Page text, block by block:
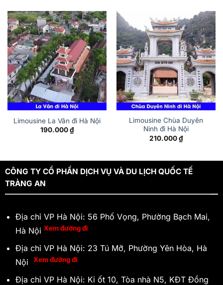
Limousine La Vân đi Hà Nội
190.000₫
Limousine Chùa Duyên
Ninh đi Hà Nội
210.000₫
CÔNG TY CỔ PHẦN DỊCH VỤ VÀ DU LỊCH QUỐC TẾ
TRÀNG AN
Địa chỉ VP Hà Nội: 56 Phố Vọng, Phường Bạch Mai,
Hà Nội Xem đường đi
Địa chỉ VP Hà Nội: 23 Tú Mỡ, Phường Yên Hòa, Hà
Nội
Xem đường đi
Địa chỉ VP Hà Nội: Ki ốt 10, Tòa nhà N5, KĐT Đồng